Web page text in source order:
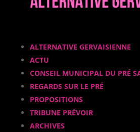
ALTERNATIVE GERVAISIENNE
ACTU
CONSEIL MUNICIPAL DU PRÉ
REGARDS SUR LE PRÉ
PROPOSITIONS
TRIBUNE PRÉVOIR
ARCHIVES